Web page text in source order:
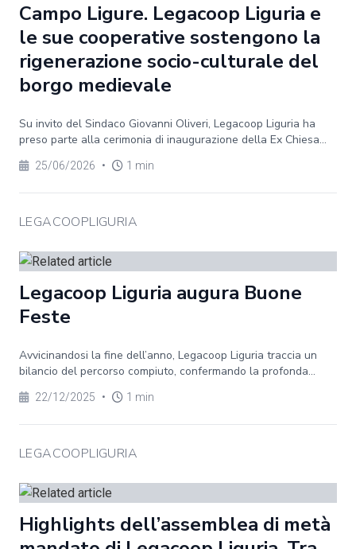
Campo Ligure. Legacoop Liguria e
le sue cooperative sostengono la
rigenerazione socio-culturale del
borgo medievale
Su invito del Sindaco Giovanni Oliveri, Legacoop Liguria ha
preso parte alla cerimonia di inaugurazione della Ex Chiesa...
25/06/2026 • 1 min
LEGACOOPLIGURIA
Legacoop Liguria augura Buone
Feste
Avvicinandosi la fine dell’anno, Legacoop Liguria traccia un
bilancio del percorso compiuto, confermando la profonda...
22/12/2025 • 1 min
LEGACOOPLIGURIA
Highlights dell’assemblea di metà